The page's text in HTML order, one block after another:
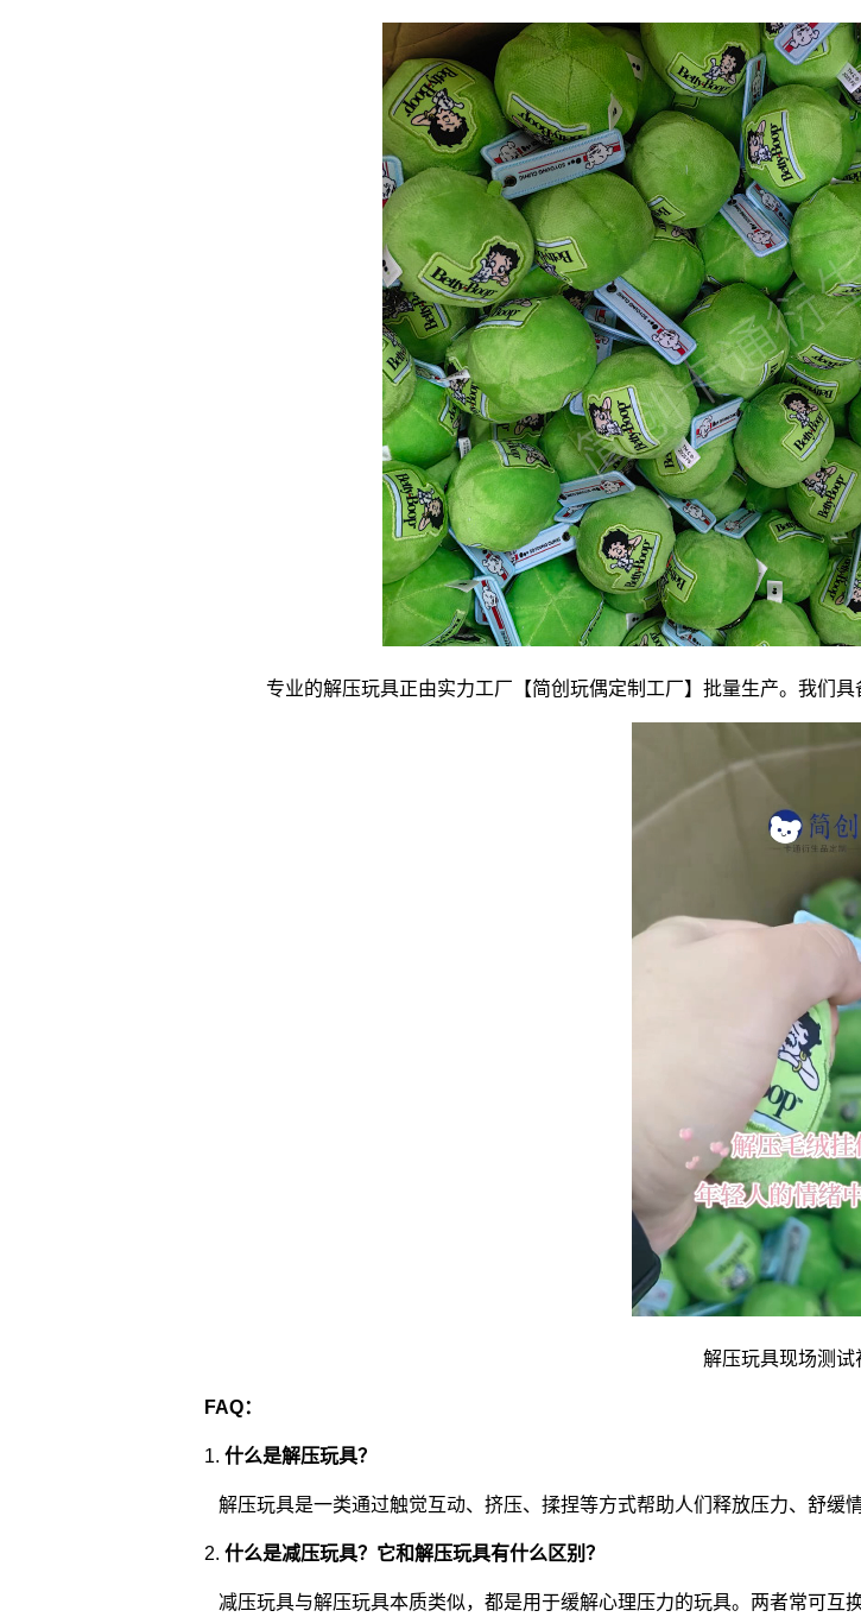
专业的解压玩具正由实力工厂【简创玩偶定制工厂】批量生产。我们
解压玩具现场测试
FAQ：
1. 什么是解压玩具？
解压玩具是一类通过触觉互动、挤压、揉捏等方式帮助人们释放压力、舒缓
2. 什么是减压玩具？它和解压玩具有什么区别？
减压玩具与解压玩具本质类似，都是用于缓解心理压力的玩具。两者常可互